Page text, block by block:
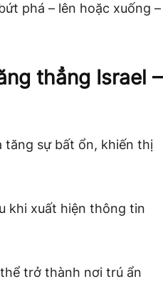
phá – lên hoặc xuống –
thẳng Israel –
tăng sự bất ổn, khiến thị
khi xuất hiện thông tin
trở thành nơi trú ẩn